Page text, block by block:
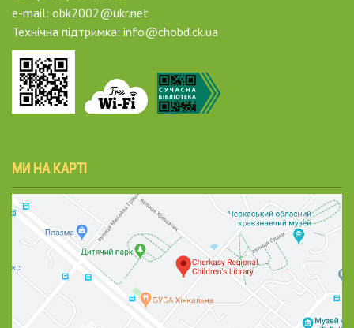
e-mail: obk2002@ukr.net
Технічна підтримка: info@chobd.ck.ua
МИ НА КАРТІ